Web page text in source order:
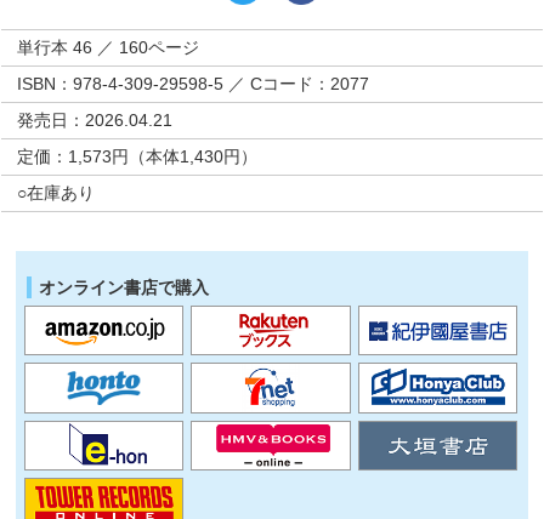
単行本 46 ／ 160ページ
ISBN：978-4-309-29598-5 ／ Cコード：2077
発売日：2026.04.21
定価：1,573円（本体1,430円）
○在庫あり
オンライン書店で購入